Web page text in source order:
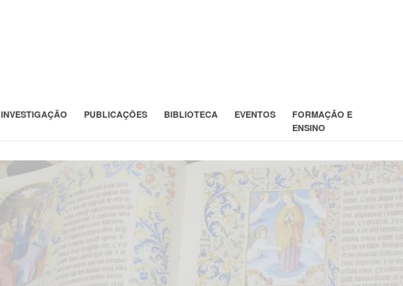
INVESTIGAÇÃO PUBLICAÇÕES BIBLIOTECA EVENTOS
FORMAÇÃO E
ENSINO